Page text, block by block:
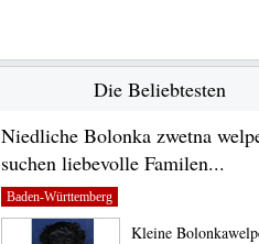
Die Beliebtesten
Niedliche Bolonka zwetna
suchen liebevolle Familen...
Baden-Württemberg
Kleine